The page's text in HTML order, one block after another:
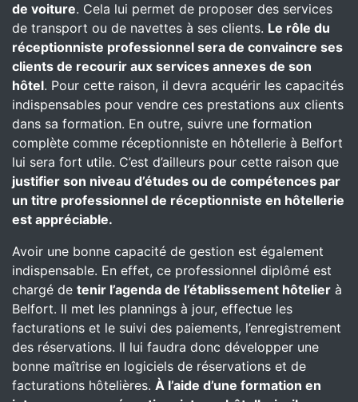
de voiture. Cela lui permet de proposer des services
de transport ou de navettes à ses clients. Le rôle du
réceptionniste professionnel sera de convaincre ses
clients de recourir aux services annexes de son
hôtel. Pour cette raison, il devra acquérir les capacités
indispensables pour vendre ces prestations aux clients
dans sa formation. En outre, suivre une formation
complète comme réceptionniste en hôtellerie à Belfort
lui sera fort utile. C’est d’ailleurs pour cette raison que
justifier son niveau d’études ou de compétences par
un titre professionnel de réceptionniste en hôtellerie
est appréciable.
Avoir une bonne capacité de gestion est également
indispensable. En effet, ce professionnel diplômé est
chargé de tenir l’agenda de l’établissement hôtelier à
Belfort. Il met les plannings à jour, effectue les
facturations et le suivi des paiements, l’enregistrement
des réservations. Il lui faudra donc développer une
bonne maîtrise en logiciels de réservations et de
facturations hôtelières. À l’aide d’une formation en